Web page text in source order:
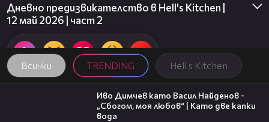
Всички TRENDING Hell s Kitchen
Дневно предизвикателство в Hell's Kitchen |
12 май 2026 | част 2
07:36
Иво Димчев като Васил Найденов -
„Сбогом, моя любов“ | Като две капки
вода